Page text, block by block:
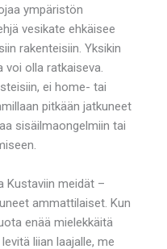
ympäristön
vesikate ehkäisee
rakenteisiin. Yksikin
voi olla ratkaiseva.
ei home- tai
pitkään jatkuneet
sisäilmaongelmiin tai
Kustaviin meidät –
ammattilaiset. Kun
enää mielekkäitä
liian laajalle, me